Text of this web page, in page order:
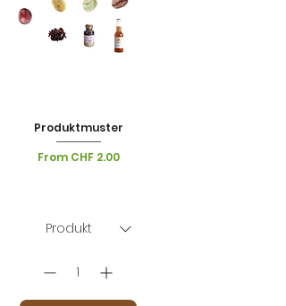
Produktmuster
From CHF 2.00
Sale Price